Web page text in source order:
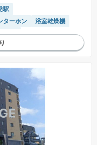
駅
ターホン
浴室乾燥機
便座